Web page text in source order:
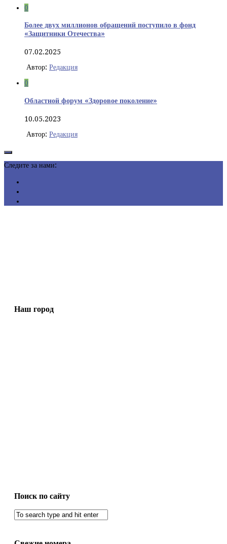
0
Более двух миллионов обращений поступило в фонд
«Защитники Отечества»
07.02.2025
Автор: Редакция
0
Областной форум «Здоровое поколение»
10.05.2023
Автор: Редакция
Следите за нами:
Наш город
Поиск по сайту